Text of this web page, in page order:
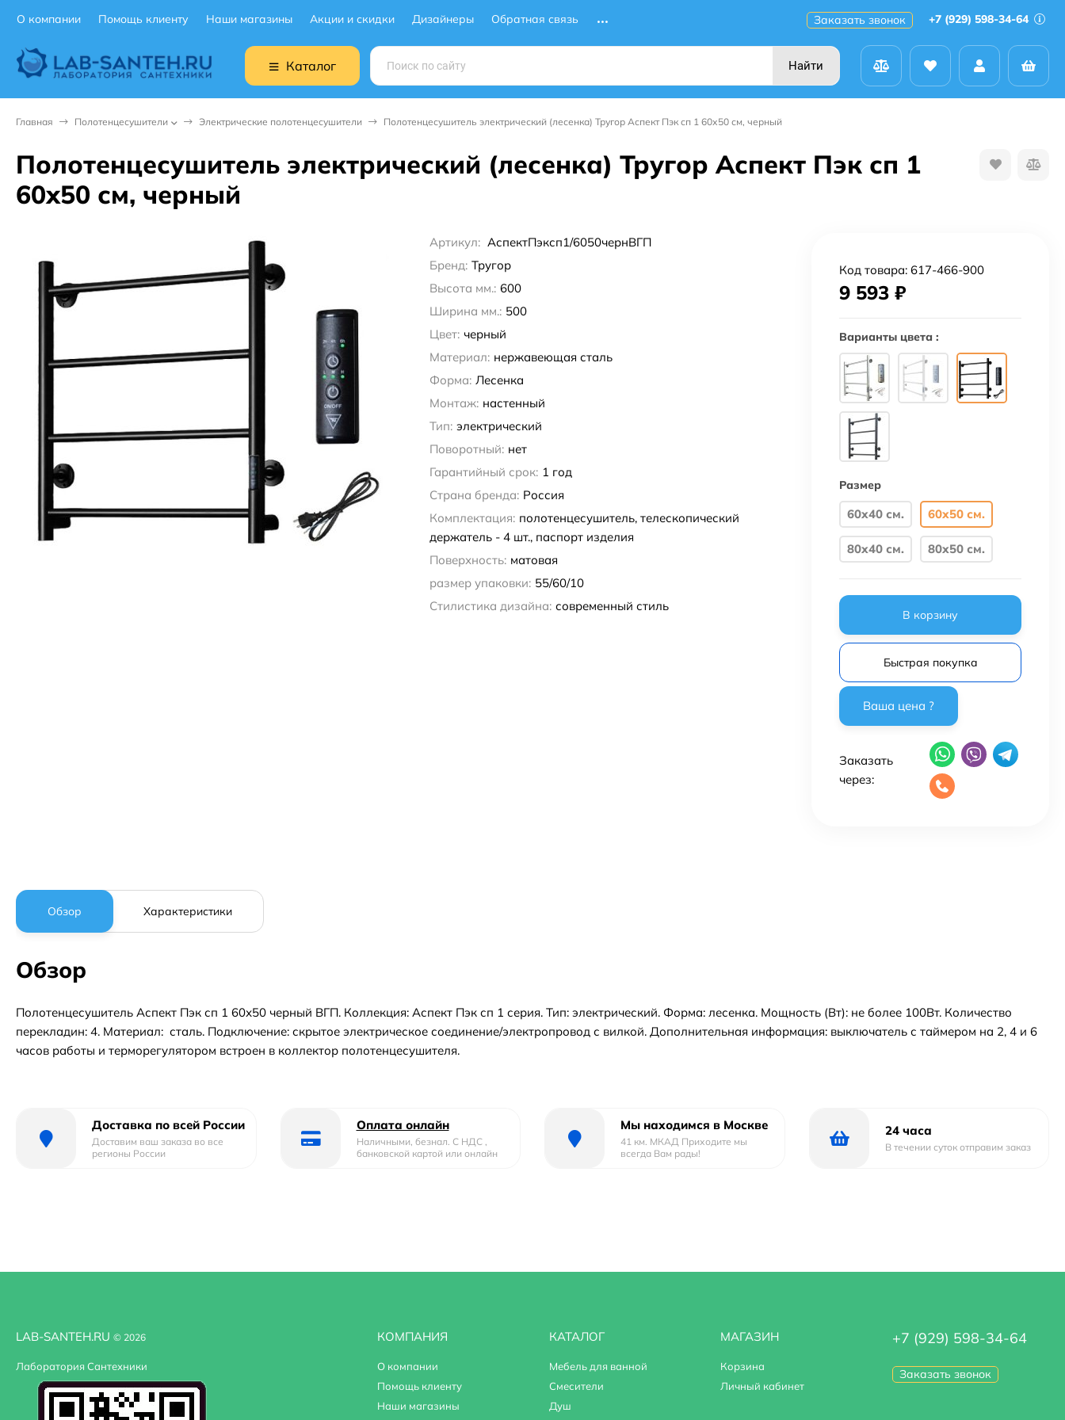
О компании Помощь клиенту Наши магазины Акции и скидки Дизайнеры Обратная связь Заказать звонок +7 (929) 598-34-64
Каталог Найти
Главная Полотенцесушители Электрические полотенцесушители Полотенцесушитель электрический (лесенка) Тругор Аспект Пэк сп 1 60х50 см, черный
Полотенцесушитель электрический (лесенка) Тругор Аспект Пэк сп 1
60х50 см, черный
Артикул: АспектПэксп1/6050чернВГП
Бренд: Тругор
Высота мм.: 600
Ширина мм.: 500
Цвет: черный
Материал: нержавеющая сталь
Форма: Лесенка
Монтаж: настенный
Тип: электрический
Поворотный: нет
Гарантийный срок: 1 год
Страна бренда: Россия
Комплектация: полотенцесушитель, телескопический
держатель - 4 шт., паспорт изделия
Поверхность: матовая
размер упаковки: 55/60/10
Стилистика дизайна: современный стиль
Код товара: 617-466-900
9 593 ₽
Варианты цвета :
Размер
60х40 см. 60х50 см.
80х40 см. 80х50 см.
В корзину
Быстрая покупка
Заказать
через:
Обзор Характеристики
Обзор
Полотенцесушитель Аспект Пэк сп 1 60х50 черный ВГП. Коллекция: Аспект Пэк сп 1 серия. Тип: электрический. Форма: лесенка. Мощность (Вт): не более 100Вт. Количество
перекладин: 4. Материал: сталь. Подключение: скрытое электрическое соединение/электропровод с вилкой. Дополнительная информация: выключатель с таймером на 2, 4 и 6
часов работы и терморегулятором встроен в коллектор полотенцесушителя.
Доставка по всей России
Доставим ваш заказа во все
регионы России
Оплата онлайн
Наличными, безнал. С НДС ,
банковской картой или онлайн
Мы находимся в Москве
41 км. МКАД Приходите мы
всегда Вам рады!
24 часа
В течении суток отправим заказ
LAB-SANTEH.RU © 2026
Лаборатория Сантехники
КОМПАНИЯ
О компании
Помощь клиенту
Наши магазины
КАТАЛОГ
Мебель для ванной
Смесители
Душ
МАГАЗИН
Корзина
Личный кабинет
+7 (929) 598-34-64
Заказать звонок